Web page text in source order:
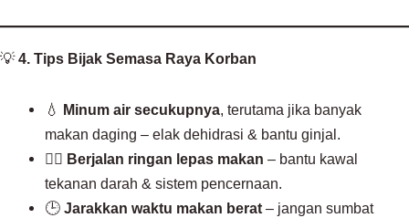
💡4. Tips Bijak Semasa Raya Korban
💧 Minum air secukupnya, terutama jika banyak
makan daging – elak dehidrasi & bantu ginjal.
🚶‍♂️ Berjalan ringan lepas makan – bantu kawal
tekanan darah & sistem pencernaan.
🕒Jarakkan waktu makan berat – jangan sumbat